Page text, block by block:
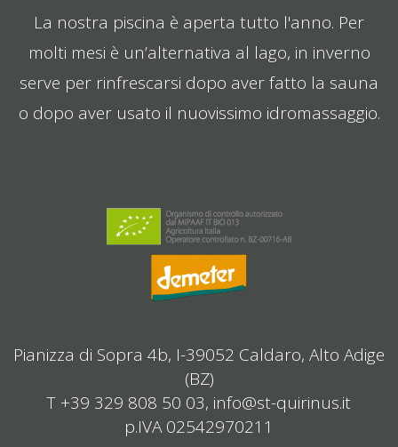
La nostra piscina è aperta tutto l'anno. Per
molti mesi è un’alternativa al lago, in inverno
serve per rinfrescarsi dopo aver fatto la sauna
o dopo aver usato il nuovissimo idromassaggio.
Pianizza di Sopra 4b, I-39052 Caldaro, Alto Adige
(BZ)
T +39 329 808 50 03, info@st-quirinus.it
p.IVA 02542970211